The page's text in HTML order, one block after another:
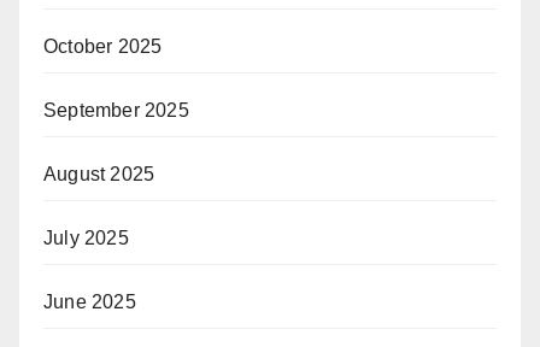
October 2025
September 2025
August 2025
July 2025
June 2025